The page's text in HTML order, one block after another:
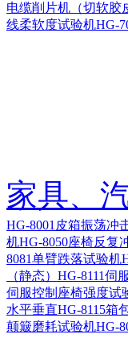
电缆削片机（切软胶
线柔软度试验机HG-
家具、
HG-8001皮箱振荡冲
机HG-8050座椅反复
8081单臂跌落试验机
（静态） HG-8111伺
伺服控制座椅强度试
水平垂直HG-8115箱
颠簸磨耗试验机HG-